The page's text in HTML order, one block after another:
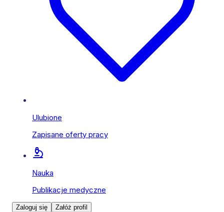
Ulubione
Zapisane oferty pracy
Nauka
Publikacje medyczne
Zaloguj się Załóż profil